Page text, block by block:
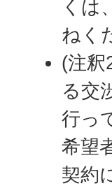
くは
ねく
(注釈
る交
行っ
希望
契約